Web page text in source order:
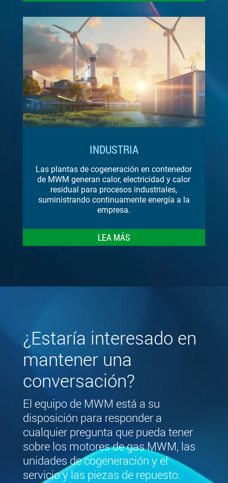
INDUSTRIA
Las plantas de cogeneración en contenedor
de MWM generan calor, electricidad y calor
residual para procesos industriales,
suministrando continuamente energía a la
empresa.
LEA MÁS
¿Estaría interesado en
mantener una
conversación?
El equipo de MWM está a su
disposición para responder a
cualquier pregunta que pueda tener
sobre los motores de gas MWM, las
unidades de cogeneración y el
servicio y las piezas de repuesto.